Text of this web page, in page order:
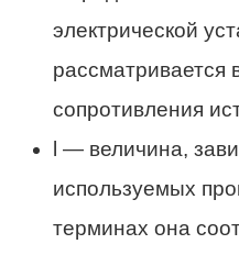
электрической
рассматривается
сопротивления
l — величина,
используемых
терминах она